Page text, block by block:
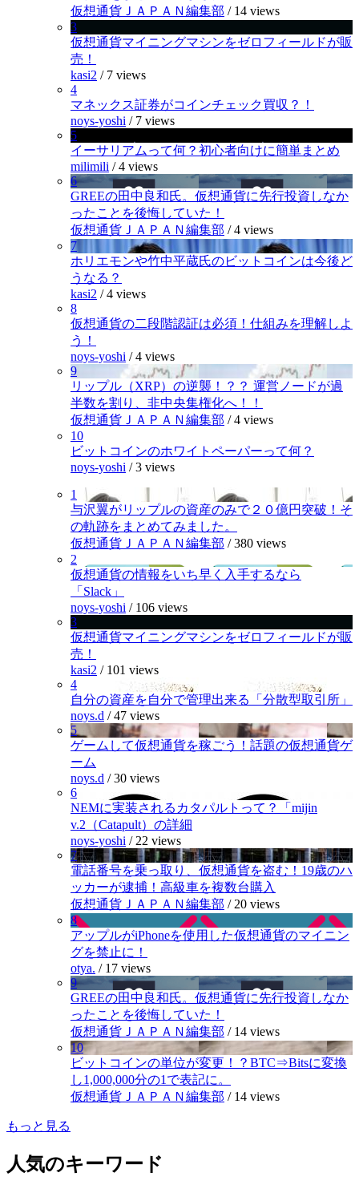
仮想通貨ＪＡＰＡＮ編集部 / 14 views
3
仮想通貨マイニングマシンをゼロフィールドが販
売！
kasi2 / 7 views
4
マネックス証券がコインチェック買収？！
noys-yoshi / 7 views
5
イーサリアムって何？初心者向けに簡単まとめ
milimili /4 views
6
GREEの田中良和氏。仮想通貨に先行投資しなか
ったことを後悔していた！
仮想通貨ＪＡＰＡＮ編集部 /4 views
7
ホリエモンや竹中平蔵氏のビットコインは今後ど
うなる？
kasi2 /4 views
8
仮想通貨の二段階認証は必須！仕組みを理解しよ
う！
noys-yoshi /4 views
9
リップル（XRP）の逆襲！？？ 運営ノードが過
半数を割り、非中央集権化へ！！
仮想通貨ＪＡＰＡＮ編集部 /4 views
10
ビットコインのホワイトペーパーって何？
noys-yoshi /3 views
1
与沢翼がリップルの資産のみで２０億円突破！そ
の軌跡をまとめてみました。
仮想通貨ＪＡＰＡＮ編集部 /380 views
2
仮想通貨の情報をいち早く入手するなら
「Slack」
noys-yoshi / 106 views
3
仮想通貨マイニングマシンをゼロフィールドが販
売！
kasi2 / 101 views
4
自分の資産を自分で管理出来る「分散型取引所」
noys.d /47 views
5
ゲームして仮想通貨を稼ごう！話題の仮想通貨ゲ
ーム
noys.d /30 views
6
NEMに実装されるカタパルトって？「mijin
v.2（Catapult）の詳細
noys-yoshi / 22 views
7
電話番号を乗っ取り、仮想通貨を盗む！19歳のハ
ッカーが逮捕！高級車を複数台購入
仮想通貨ＪＡＰＡＮ編集部 / 20 views
8
アップルがiPhoneを使用した仮想通貨のマイニン
グを禁止に！
otya. / 17 views
9
GREEの田中良和氏。仮想通貨に先行投資しなか
ったことを後悔していた！
仮想通貨ＪＡＰＡＮ編集部 / 14 views
10
ビットコインの単位が変更！？BTC⇒Bitsに変換
し1,000,000分の1で表記に。
仮想通貨ＪＡＰＡＮ編集部 / 14 views
もっと見る
人気のキーワード